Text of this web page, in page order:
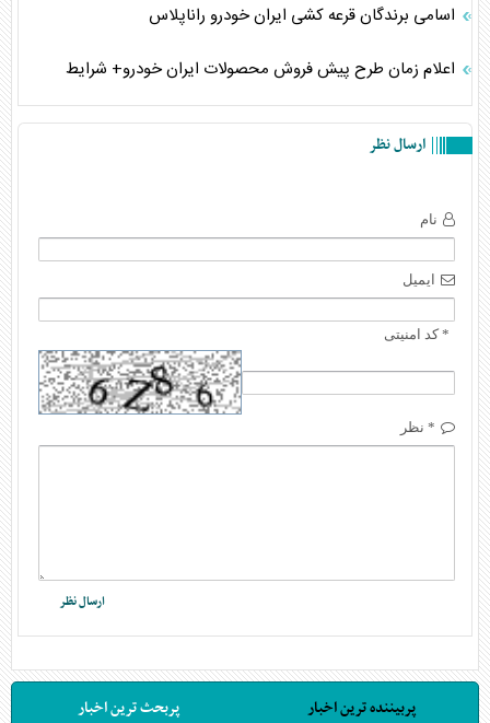
اسامی برندگان قرعه کشی ایران خودرو راناپلاس
اعلام زمان طرح پیش فروش محصولات ایران خودرو+ شرایط
ارسال نظر
نام
ایمیل
* کد امنیتی
* نظر
پربیننده ترین اخبار پربحث ترین اخبار